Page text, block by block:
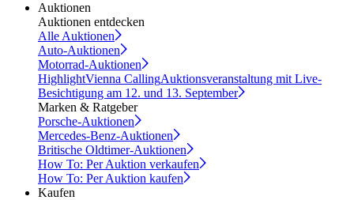
Auktionen
Auktionen entdecken
Alle Auktionen
Auto-Auktionen
Motorrad-Auktionen
HighlightVienna CallingAuktionsveranstaltung mit Live-
Besichtigung am 12. und 13. September
Marken & Ratgeber
Porsche-Auktionen
Mercedes-Benz-Auktionen
Britische Oldtimer-Auktionen
How To: Per Auktion verkaufen
How To: Per Auktion kaufen
Kaufen